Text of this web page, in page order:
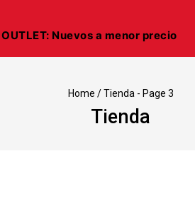
OUTLET: Nuevos a menor precio
Home / Tienda - Page 3
Tienda